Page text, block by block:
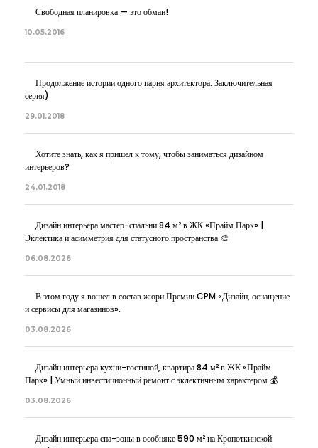
Свободная планировка — это обман!
10.05.2016
Продолжение истории одного парня архитектора. Заключительная
серия)
29.01.2018
Хотите знать, как я пришел к тому, чтобы заниматься дизайном
интерьеров?
24.01.2018
Дизайн интерьера мастер-спальни 84 м² в ЖК «Прайм Парк» |
Эклектика и асимметрия для статусного пространства 🎨
06.08.2026
В этом году я вошел в состав жюри Премии CPM «Дизайн, оснащение
и сервисы для магазинов».
03.08.2026
Дизайн интерьера кухни-гостиной, квартира 84 м² в ЖК «Прайм
Парк» | Умный инвестиционный ремонт с эклектичным характером 💰
03.08.2026
Дизайн интерьера спа-зоны в особняке 590 м² на Кропоткинской